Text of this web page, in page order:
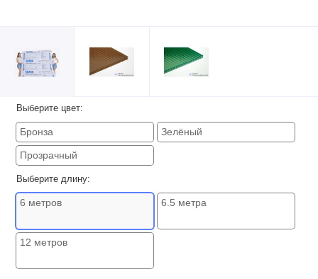
Выберите цвет:
Бронза Зелёный
Прозрачный
Выберите длину:
6 метров 6.5 метра
12 метров